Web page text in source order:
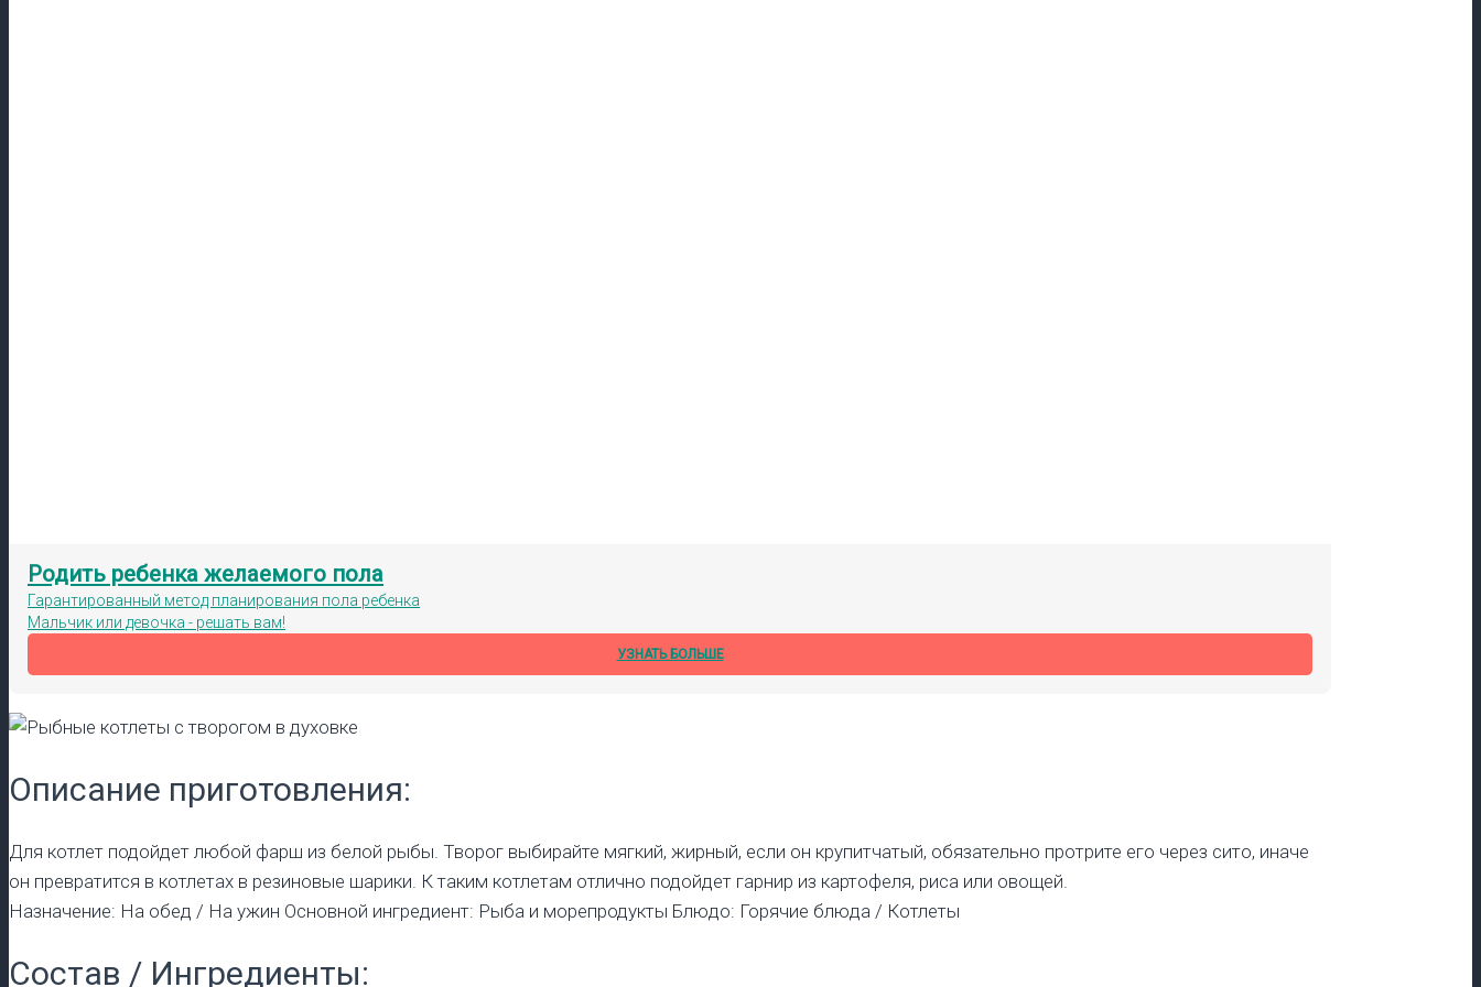
Родить ребенка желаемого пола
Гарантированный метод планирования пола ребенка
Мальчик или девочка - решать вам!
УЗНАТЬ БОЛЬШЕ
Описание приготовления:
Для котлет подойдет любой фарш из белой рыбы. Творог выбирайте мягкий, жирный, если он крупитчатый, обязательно протрите его через сито, иначе
он превратится в котлетах в резиновые шарики. К таким котлетам отлично подойдет гарнир из картофеля, риса или овощей.
Назначение: На обед / На ужин Основной ингредиент: Рыба и морепродукты Блюдо: Горячие блюда / Котлеты
Состав / Ингредиенты: